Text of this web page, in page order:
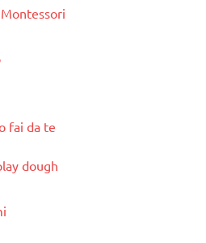
fai da te
dough